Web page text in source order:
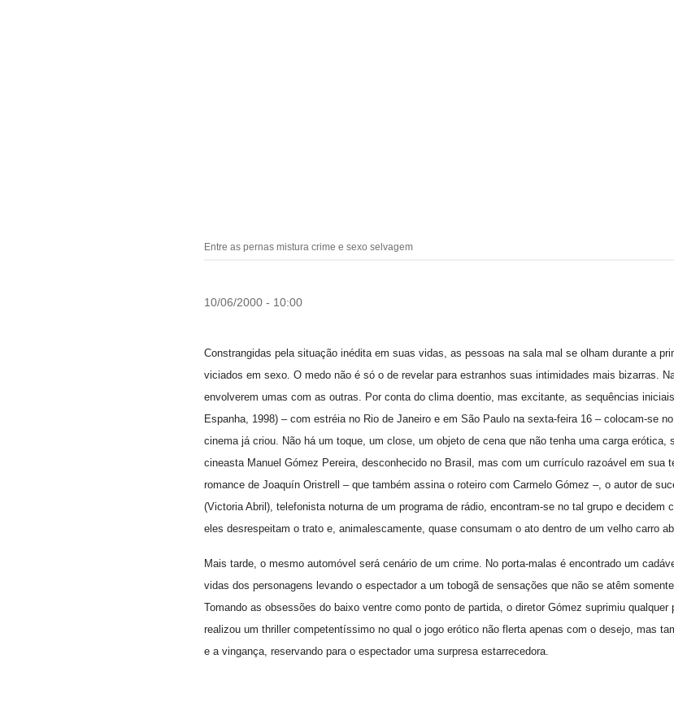
Entre as pernas mistura crime e sexo selvagem
10/06/2000 - 10:00
Constrangidas pela situação inédita em suas vidas, as pessoas na sala mal se olham durante a
viciados em sexo. O medo não é só o de revelar para estranhos suas intimidades mais bizarras.
envolverem umas com as outras. Por conta do clima doentio, mas excitante, as sequências
Espanha, 1998) – com estréia no Rio de Janeiro e em São Paulo na sexta-feira 16 – colocam-se
cinema já criou. Não há um toque, um close, um objeto de cena que não tenha uma carga erótica,
cineasta Manuel Gómez Pereira, desconhecido no Brasil, mas com um currículo razoável em sua
romance de Joaquín Oristrell – que também assina o roteiro com Carmelo Gómez –, o autor de
(Victoria Abril), telefonista noturna de um programa de rádio, encontram-se no tal grupo e decidem
eles desrespeitam o trato e, animalescamente, quase consumam o ato dentro de um velho carro
Mais tarde, o mesmo automóvel será cenário de um crime. No porta-malas é encontrado um
vidas dos personagens levando o espectador a um tobogã de sensações que não se atêm
Tomando as obsessões do baixo ventre como ponto de partida, o diretor Gómez suprimiu
realizou um thriller competentíssimo no qual o jogo erótico não flerta apenas com o desejo, mas
e a vingança, reservando para o espectador uma surpresa estarrecedora.